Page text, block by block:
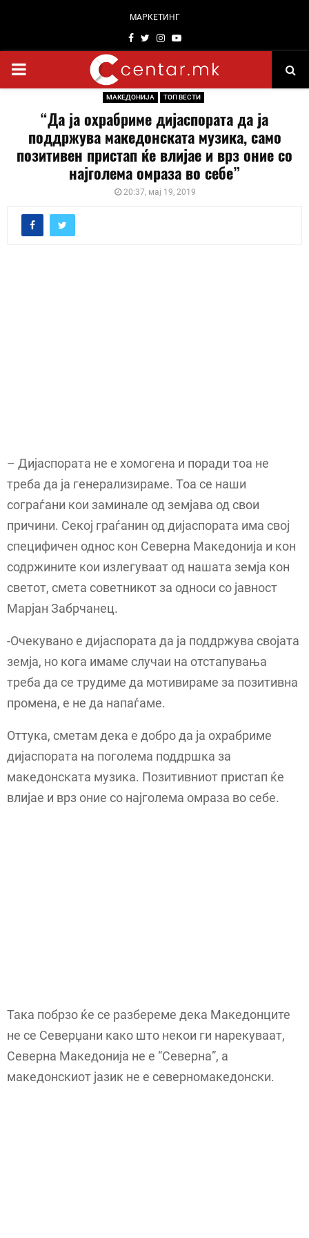
МАРКЕТИНГ
Facebook
TwitterInstagram
Youtube
PRIMARY
МАКЕДОНИЈА ТОП ВЕСТИ
“Да ја охрабриме дијаспората да ја
поддржува македонската музика, само
позитивен пристап ќе влијае и врз оние со
најголема омраза во себе”
20:37, мај 19, 2019
– Дијаспората не е хомогена и поради тоа не
треба да ја генерализираме. Тоа се наши
сограѓани кои заминале од земјава од свои
причини. Секој граѓанин од дијаспората има свој
специфичен однос кон Северна Македонија и кон
содржините кои излегуваат од нашата земја кон
светот, смета советникот за односи со јавност
Марјан Забрчанец.
-Очекувано е дијаспората да ја поддржува својата
земја, но кога имаме случаи на отстапувања
треба да се трудиме да мотивираме за позитивна
промена, е не да напаѓаме.
Оттука, сметам дека е добро да ја охрабриме
дијаспората на поголема поддршка за
македонската музика. Позитивниот пристап ќе
влијае и врз оние со најголема омраза во себе.
Така побрзо ќе се разбереме дека Македонците
не се Северџани како што некои ги нарекуваат,
Северна Македонија не е “Северна”, а
македонскиот јазик не е северномакедонски.